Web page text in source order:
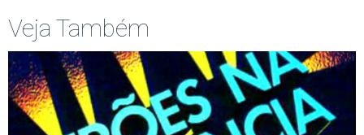
Veja Também